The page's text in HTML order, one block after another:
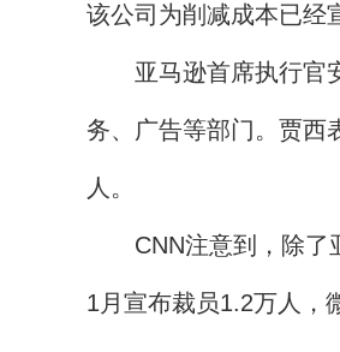
该公司为削减成本已经
亚马逊首席执行官安
务、广告等部门。贾西
人。
CNN注意到，除了亚
1月宣布裁员1.2万人，